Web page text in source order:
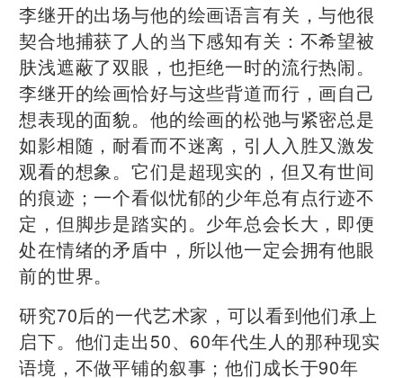
李继开的出场与他的绘画语言有关，与他很
契合地捕获了人的当下感知有关：不希望被
肤浅遮蔽了双眼，也拒绝一时的流行热闹。
李继开的绘画恰好与这些背道而行，画自己
想表现的面貌。他的绘画的松弛与紧密总是
如影相随，耐看而不迷离，引人入胜又激发
观看的想象。它们是超现实的，但又有世间
的痕迹；一个看似忧郁的少年总有点行迹不
定，但脚步是踏实的。少年总会长大，即便
处在情绪的矛盾中，所以他一定会拥有他眼
前的世界。
研究70后的一代艺术家，可以看到他们承上
启下。他们走出50、60年代生人的那种现实
语境，不做平铺的叙事；他们成长于90年